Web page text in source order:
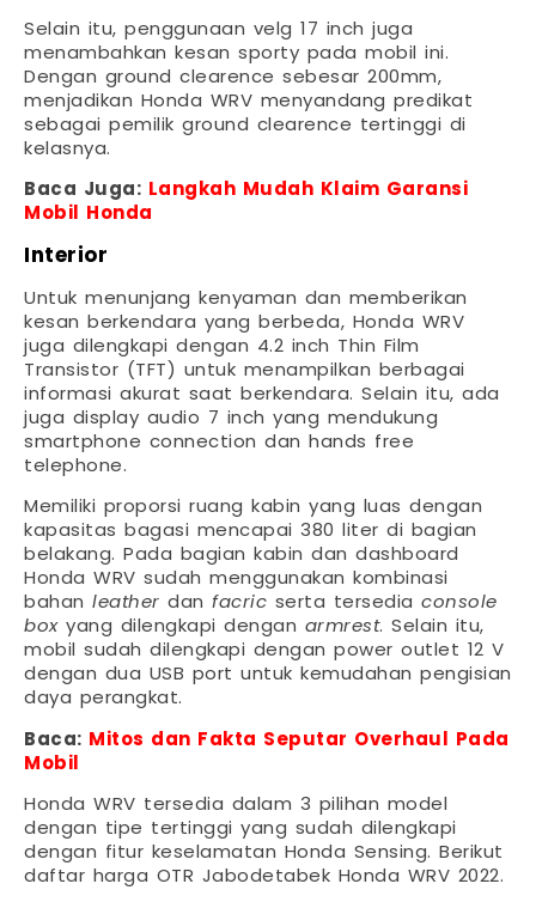
Selain itu, penggunaan velg 17 inch juga
menambahkan kesan sporty pada mobil ini.
Dengan ground clearence sebesar 200mm,
menjadikan Honda WRV menyandang predikat
sebagai pemilik ground clearence tertinggi di
kelasnya.
Baca Juga: Langkah Mudah Klaim Garansi
Mobil Honda
Interior
Untuk menunjang kenyaman dan memberikan
kesan berkendara yang berbeda, Honda WRV
juga dilengkapi dengan 4.2 inch Thin Film
Transistor (TFT) untuk menampilkan berbagai
informasi akurat saat berkendara. Selain itu, ada
juga display audio 7 inch yang mendukung
smartphone connection dan hands free
telephone.
Memiliki proporsi ruang kabin yang luas dengan
kapasitas bagasi mencapai 380 liter di bagian
belakang. Pada bagian kabin dan dashboard
Honda WRV sudah menggunakan kombinasi
bahan leather dan facric serta tersedia console
boxyang dilengkapi dengan armrest. Selain itu,
mobil sudah dilengkapi dengan power outlet 12 V
dengan dua USB port untuk kemudahan pengisian
daya perangkat.
Baca: Mitos dan Fakta Seputar Overhaul Pada
Mobil
Honda WRV tersedia dalam 3 pilihan model
dengan tipe tertinggi yang sudah dilengkapi
dengan fitur keselamatan Honda Sensing. Berikut
daftar harga OTR Jabodetabek Honda WRV 2022.